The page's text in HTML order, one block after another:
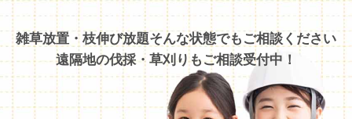
雑草放置・枝伸び放題そんな状態でもご相談ください
遠隔地の伐採・草刈りもご相談受付中！